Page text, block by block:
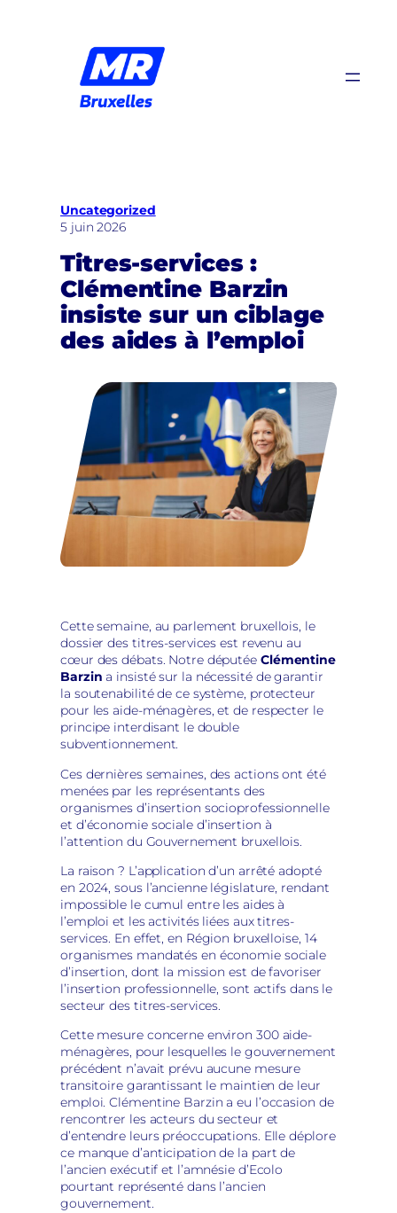
Uncategorized
5 juin 2026
Titres-services :
Clémentine Barzin
insiste sur un ciblage
des aides à l’emploi
Cette semaine, au parlement bruxellois, le
dossier des titres-services est revenu au
cœur des débats. Notre députée Clémentine
Barzin a insisté sur la nécessité de garantir
la soutenabilité de ce système, protecteur
pour les aide-ménagères, et de respecter le
principe interdisant le double
subventionnement.
Ces dernières semaines, des actions ont été
menées par les représentants des
organismes d’insertion socioprofessionnelle
et d’économie sociale d’insertion à
l’attention du Gouvernement bruxellois.
La raison ? L’application d’un arrêté adopté
en 2024, sous l’ancienne législature, rendant
impossible le cumul entre les aides à
l’emploi et les activités liées aux titres-
services. En effet, en Région bruxelloise, 14
organismes mandatés en économie sociale
d’insertion, dont la mission est de favoriser
l’insertion professionnelle, sont actifs dans le
secteur des titres-services.
Cette mesure concerne environ 300 aide-
ménagères, pour lesquelles le gouvernement
précédent n’avait prévu aucune mesure
transitoire garantissant le maintien de leur
emploi. Clémentine Barzin a eu l’occasion de
rencontrer les acteurs du secteur et
d’entendre leurs préoccupations. Elle déplore
ce manque d’anticipation de la part de
l’ancien exécutif et l’amnésie d’Ecolo
pourtant représenté dans l’ancien
gouvernement.